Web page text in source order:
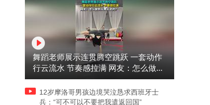
舞蹈老师展示连贯腾空跳跃 一套动作
行云流水 节奏感拉满 网友：怎么做到
又舞又武的？
12岁摩洛哥男孩边境哭泣恳求西班牙士
兵：“可不可以不要把我遣返回国”